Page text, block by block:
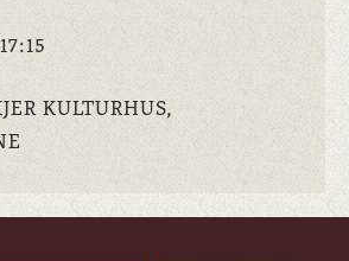
KULTURHUS,